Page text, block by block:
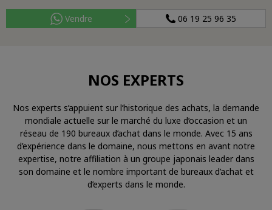
Vendre 06 19 25 96 35
NOS EXPERTS
Nos experts s’appuient sur l’historique des achats, la demande
mondiale actuelle sur le marché du luxe d’occasion et un
réseau de 190 bureaux d’achat dans le monde. Avec 15 ans
d’expérience dans le domaine, nous mettons en avant notre
expertise, notre affiliation à un groupe japonais leader dans
son domaine et le nombre important de bureaux d’achat et
d’experts dans le monde.